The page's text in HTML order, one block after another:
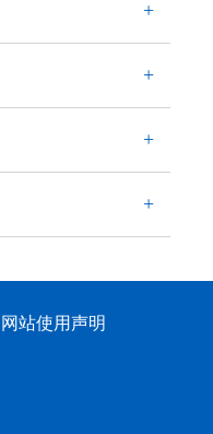
网站使用声明